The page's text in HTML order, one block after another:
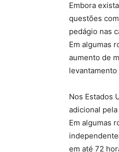
Embora
questões
pedágio nas
Em algumas
aumento de
levantamento
Nos Estados
adicional
Em algumas
em até 72